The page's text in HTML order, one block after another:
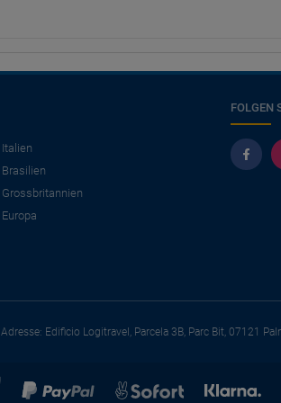
Italien
Brasilien
Grossbritannien
Europa
FOLGEN
Adresse: Edificio Logitravel, Parcela 3B, Parc Bit, 07121